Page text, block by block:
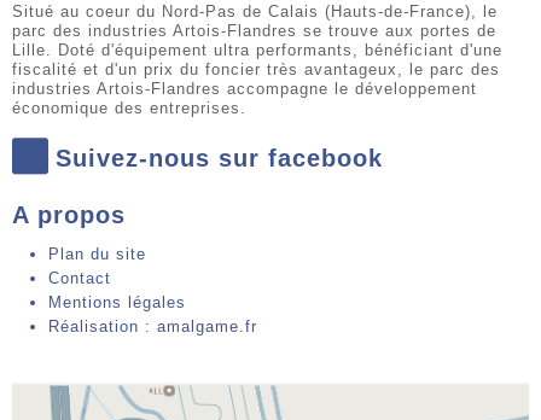
Situé au coeur du Nord-Pas de Calais (Hauts-de-France), le
parc des industries Artois-Flandres se trouve aux portes de
Lille. Doté d'équipement ultra performants, bénéficiant d'une
fiscalité et d'un prix du foncier très avantageux, le parc des
industries Artois-Flandres accompagne le développement
économique des entreprises.
Suivez-nous sur facebook
A propos
Plan du site
Contact
Mentions légales
Réalisation : amalgame.fr